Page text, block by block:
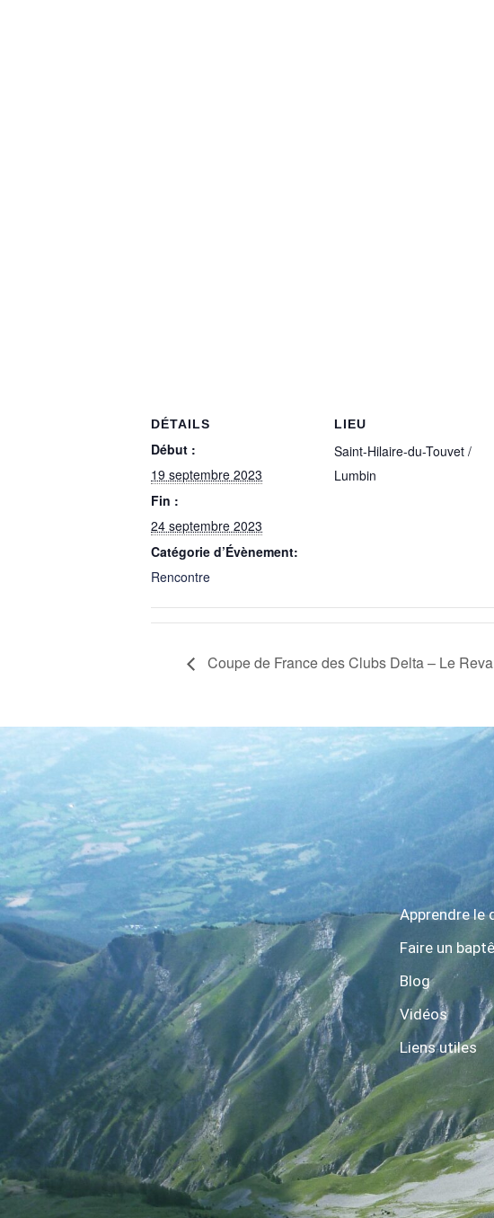
DÉTAILS
Début :
19 septembre 2023
Fin :
24 septembre 2023
Catégorie d’Évènement:
Rencontre
LIEU
Saint-Hilaire-du-Touvet /
Lumbin
Coupe de France des Clubs Delta – Le
Apprendre le
Faire un
Blog
Vidéos
Liens utiles